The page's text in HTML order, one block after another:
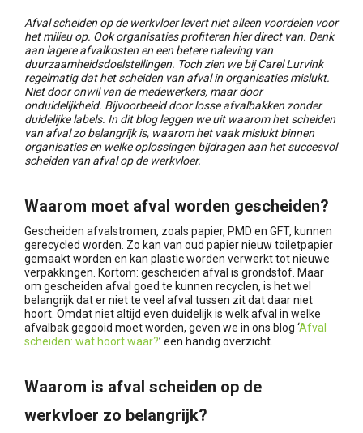
Afval scheiden op de werkvloer levert niet alleen voordelen voor
het milieu op. Ook organisaties profiteren hier direct van. Denk
aan lagere afvalkosten en een betere naleving van
duurzaamheidsdoelstellingen. Toch zien we bij Carel Lurvink
regelmatig dat het scheiden van afval in organisaties mislukt.
Niet door onwil van de medewerkers, maar door
onduidelijkheid. Bijvoorbeeld door losse afvalbakken zonder
duidelijke labels. In dit blog leggen we uit waarom het scheiden
van afval zo belangrijk is, waarom het vaak mislukt binnen
organisaties en welke oplossingen bijdragen aan het succesvol
scheiden van afval op de werkvloer.
Waarom moet afval worden gescheiden?
Gescheiden afvalstromen, zoals papier, PMD en GFT, kunnen
gerecycled worden. Zo kan van oud papier nieuw toiletpapier
gemaakt worden en kan plastic worden verwerkt tot nieuwe
verpakkingen. Kortom: gescheiden afval is grondstof. Maar
om gescheiden afval goed te kunnen recyclen, is het wel
belangrijk dat er niet te veel afval tussen zit dat daar niet
hoort. Omdat niet altijd even duidelijk is welk afval in welke
afvalbak gegooid moet worden, geven we in ons blog ‘Afval
scheiden: wat hoort waar?’ een handig overzicht.
Waarom is afval scheiden op de
werkvloer zo belangrijk?